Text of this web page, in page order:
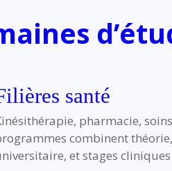
santé
pharmacie,
combinent
et stages